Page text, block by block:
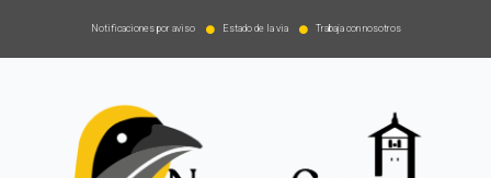
Notificaciones por aviso Estado de la via Trabaja con nosotros